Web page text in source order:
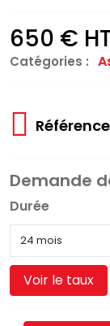
650 €
Catégories :
Demande
Durée
Voir le taux